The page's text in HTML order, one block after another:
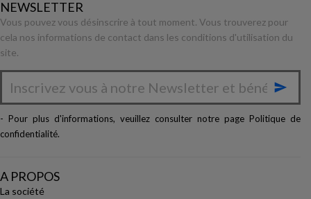
NEWSLETTER
Vous pouvez vous désinscrire à tout moment. Vous trouverez pour
cela nos informations de contact dans les conditions d'utilisation du
site.

- Pour plus d'informations, veuillez consulter notre page Politique de
confidentialité.
A PROPOS
La société